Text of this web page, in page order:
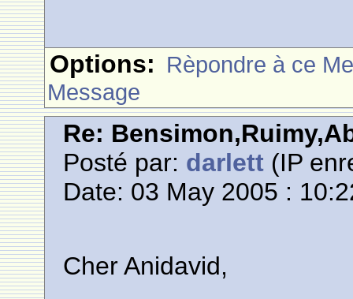
Options: Rèpondre à ce
Message
Re:
Posté par: darlett (IP
Date: 03 May 2005 :
Cher Anidavid,